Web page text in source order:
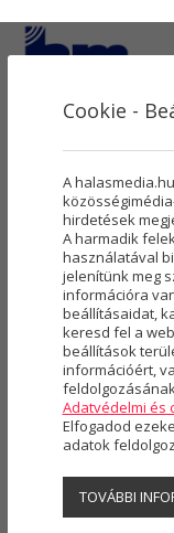
Kultúra
Újság
Rólunk
2025(254 DB)
2022(613 DB)
2019(763 DB)
2016(225 DB)
0000(82 DB)
Cookie -
A
hirdetések
A harmadik
használatával
jelenítünk meg
információra
beállításaidat,
keresd fel a
beállítások
információért,
Adatvédelmi és
Elfogadod
adatok
TOVÁBBI